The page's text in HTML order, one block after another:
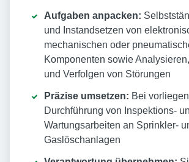
Aufgaben anpacken:
und Instandsetzen von
mechanischen oder
Komponenten sowie
und Verfolgen von Störungen
Präzise umsetzen: Bei
Durchführung von Inspektions-
Wartungsarbeiten an Sprinkler-
Gaslöschanlagen